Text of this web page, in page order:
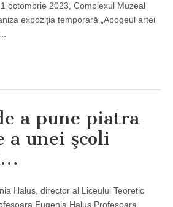
octombrie 2023, Complexul Muzeal
expoziţia temporară „Apogeul artei
a pune piatra
a unei şcoli
Halus, director al Liceului Teoretic
Eugenia Halus Profesoara